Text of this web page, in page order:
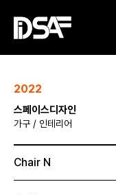
2022
스페이스디자인
가구 / 인테리어
Chair N